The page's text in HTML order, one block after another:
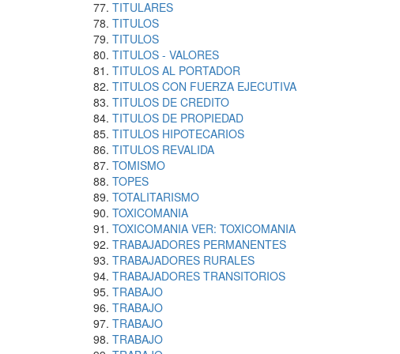
TITULARES
TITULOS
TITULOS
TITULOS - VALORES
TITULOS AL PORTADOR
TITULOS CON FUERZA EJECUTIVA
TITULOS DE CREDITO
TITULOS DE PROPIEDAD
TITULOS HIPOTECARIOS
TITULOS REVALIDA
TOMISMO
TOPES
TOTALITARISMO
TOXICOMANIA
TOXICOMANIA VER: TOXICOMANIA
TRABAJADORES PERMANENTES
TRABAJADORES RURALES
TRABAJADORES TRANSITORIOS
TRABAJO
TRABAJO
TRABAJO
TRABAJO